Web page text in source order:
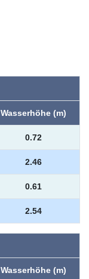
Wasserhöhe (m)
0.72
2.46
0.61
2.54
Wasserhöhe (m)